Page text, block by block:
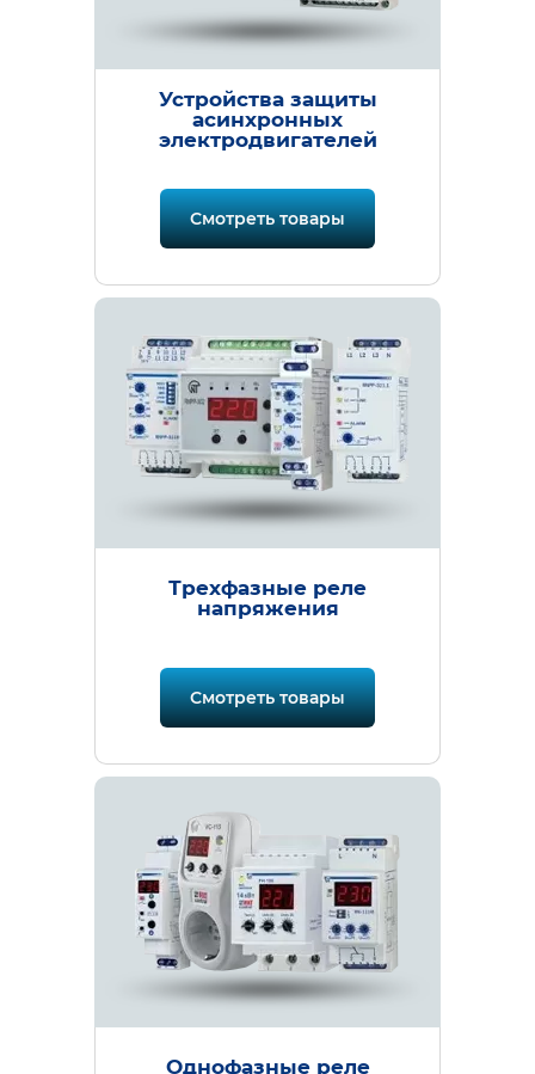
Устройства защиты
асинхронных
электродвигателей
Смотреть товары
Трехфазные реле
напряжения
Смотреть товары
Однофазные реле